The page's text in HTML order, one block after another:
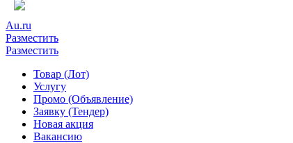
Au.ru
Разместить
Разместить
Товар (Лот)
Услугу
Промо (Объявление)
Заявку (Тендер)
Новая акция
Вакансию